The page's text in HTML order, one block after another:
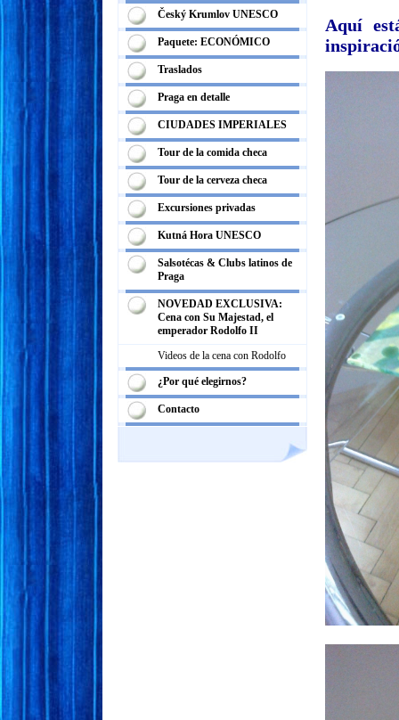
Aquí
Český Krumlov UNESCO
Paquete: ECONÓMICO
Traslados
Praga en detalle
CIUDADES IMPERIALES
Tour de la comida checa
Tour de la cerveza checa
Excursiones privadas
Kutná Hora UNESCO
Salsotécas & Clubs latinos de
Praga
NOVEDAD EXCLUSIVA:
Cena con Su Majestad, el
emperador Rodolfo II
Videos de la cena con Rodolfo
¿Por qué elegirnos?
Contacto